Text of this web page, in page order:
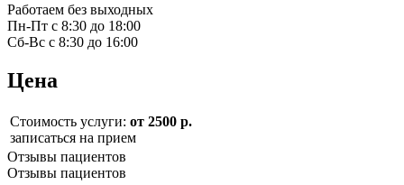
Работаем без выходных
Пн-Пт с 8:30 до 18:00
Сб-Вс с 8:30 до 16:00
Цена
Стоимость услуги: от 2500 р.
записаться на прием
Отзывы пациентов
Отзывы пациентов